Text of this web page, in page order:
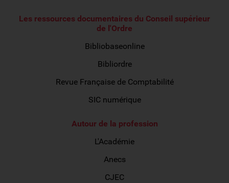
Les ressources documentaires du Conseil supérieur
de l'Ordre
Bibliobaseonline
Bibliordre
Revue Française de Comptabilité
SIC numérique
Autour de la profession
L'Académie
Anecs
CJEC